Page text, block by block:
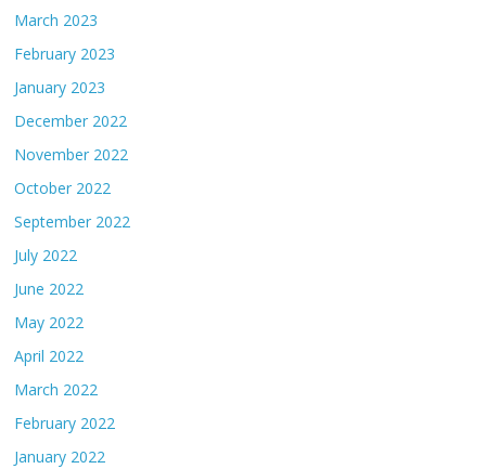
March 2023
February 2023
January 2023
December 2022
November 2022
October 2022
September 2022
July 2022
June 2022
May 2022
April 2022
March 2022
February 2022
January 2022